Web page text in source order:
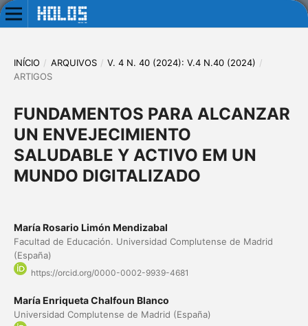
INÍCIO / ARQUIVOS / V. 4 N. 40 (2024): V.4 N.40 (2024) /
ARTIGOS
FUNDAMENTOS PARA ALCANZAR
UN ENVEJECIMIENTO
SALUDABLE Y ACTIVO EM UN
MUNDO DIGITALIZADO
María Rosario Limón Mendizabal
Facultad de Educación. Universidad Complutense de Madrid
(España)
https://orcid.org/0000-0002-9939-4681
María Enriqueta Chalfoun Blanco
Universidad Complutense de Madrid (España)